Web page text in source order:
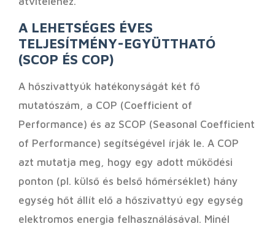
A LEHETSÉGES ÉVES
TELJESÍTMÉNY-EGYÜTTHATÓ
(SCOP ÉS COP)
A hőszivattyúk hatékonyságát két fő
mutatószám, a COP (Coefficient of
Performance) és az SCOP (Seasonal Coefficient
of Performance) segítségével írják le. A COP
azt mutatja meg, hogy egy adott működési
ponton (pl. külső és belső hőmérséklet) hány
egység hőt állít elő a hőszivattyú egy egység
elektromos energia felhasználásával. Minél